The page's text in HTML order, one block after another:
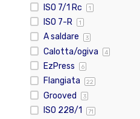
ISO 7/1 Rc 1
ISO 7-R 1
A saldare 3
Calotta/ogiva 4
EzPress 6
Flangiata 22
Grooved 3
ISO 228/1 71